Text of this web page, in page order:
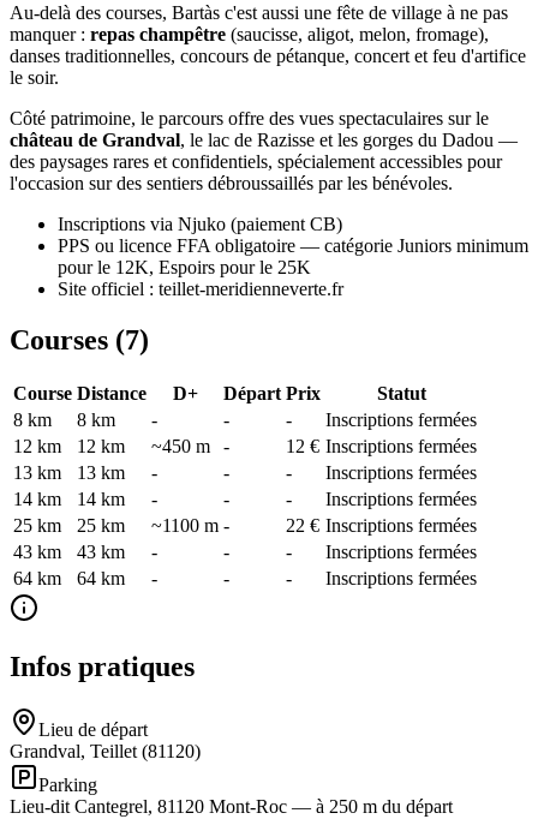
Au-delà des courses, Bartàs c'est aussi une fête de village à ne pas
manquer : repas champêtre (saucisse, aligot, melon, fromage),
danses traditionnelles, concours de pétanque, concert et feu d'artifice
le soir.
Côté patrimoine, le parcours offre des vues spectaculaires sur le
château de Grandval, le lac de Razisse et les gorges du Dadou —
des paysages rares et confidentiels, spécialement accessibles pour
l'occasion sur des sentiers débroussaillés par les bénévoles.
Inscriptions via Njuko (paiement CB)
PPS ou licence FFA obligatoire — catégorie Juniors minimum
pour le 12K, Espoirs pour le 25K
Site officiel : teillet-meridienneverte.fr
Courses (7)
Course Distance D+ Départ Prix
Statut
8 km
8 km - - -
Inscriptions fermées
12 km
12 km ~450 m - 12 € Inscriptions fermées
13 km
13 km - - -
Inscriptions fermées
14 km
14 km - - -
Inscriptions fermées
25 km
25 km ~1100 m - 22 € Inscriptions fermées
43 km
43 km - - -
Inscriptions fermées
64 km
64 km - - - Inscriptions fermées
Infos pratiques
Lieu de départ
Grandval, Teillet (81120)
Parking
Lieu-dit Cantegrel, 81120 Mont-Roc — à 250 m du départ